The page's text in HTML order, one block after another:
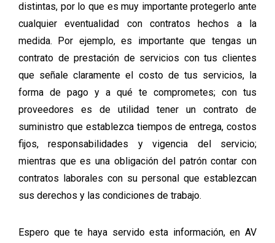
distintas, por lo que es muy importante protegerlo ante
cualquier eventualidad con contratos hechos a la
medida. Por ejemplo, es importante que tengas un
contrato de prestación de servicios con tus clientes
que señale claramente el costo de tus servicios, la
forma de pago y a qué te comprometes; con tus
proveedores es de utilidad tener un contrato de
suministro que establezca tiempos de entrega, costos
fijos, responsabilidades y vigencia del servicio;
mientras que es una obligación del patrón contar con
contratos laborales con su personal que establezcan
sus derechos y las condiciones de trabajo.
Espero que te haya servido esta información, en AV